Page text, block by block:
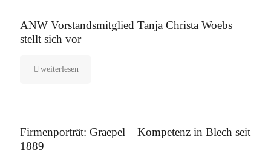
ANW Vorstandsmitglied Tanja Christa Woebs
stellt sich vor
weiterlesen
Firmenporträt: Graepel – Kompetenz in Blech seit
1889